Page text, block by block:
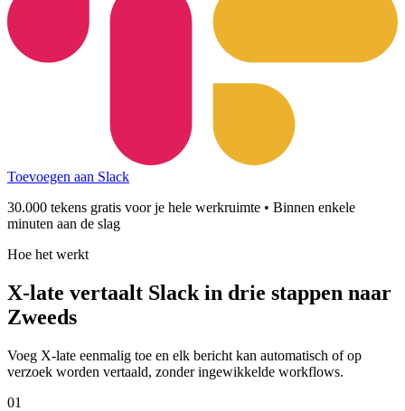
Toevoegen aan Slack
30.000 tekens gratis voor je hele werkruimte • Binnen enkele
minuten aan de slag
Hoe het werkt
X-late vertaalt Slack in drie stappen naar
Zweeds
Voeg X-late eenmalig toe en elk bericht kan automatisch of op
verzoek worden vertaald, zonder ingewikkelde workflows.
01